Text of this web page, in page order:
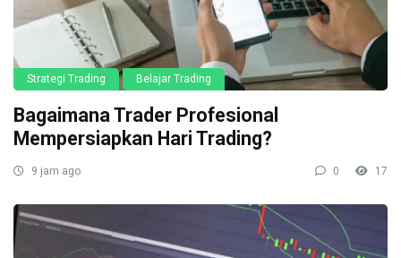
Strategi Trading Belajar Trading
Bagaimana Trader Profesional
Mempersiapkan Hari Trading?
9 jam ago 0 17